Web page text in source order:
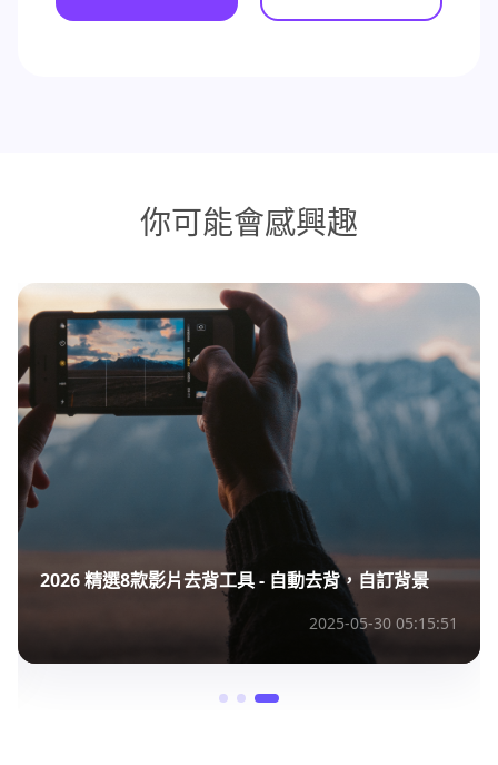
你可能會感興趣
2026 精選8款影片去背工具 - 自動去背，自訂背景
2025-05-30 05:15:51